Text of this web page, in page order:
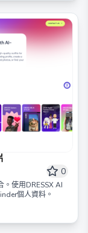
0
使用DRESSX AI
個人資料。